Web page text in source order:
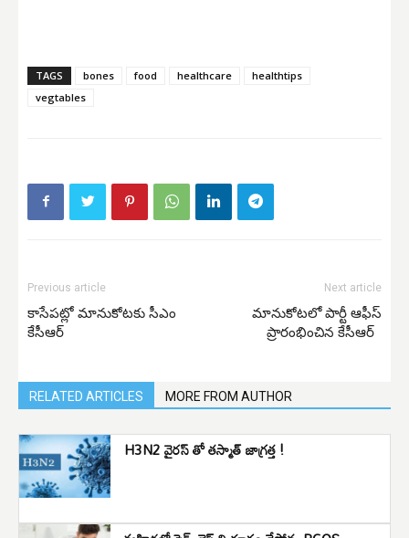
TAGS bones food healthcare
healthtips
vegtables
Previous article
కాసేపట్లో మానుకోటకు సీఎం
కేసీఆర్
Next article
మానుకోటలో పార్టీ ఆఫీస్
ప్రారంభించిన కేసీఆర్
RELATED ARTICLES MORE FROM AUTHOR
H3N2 వైరస్ తో తస్మాత్ జాగ్రత్త !